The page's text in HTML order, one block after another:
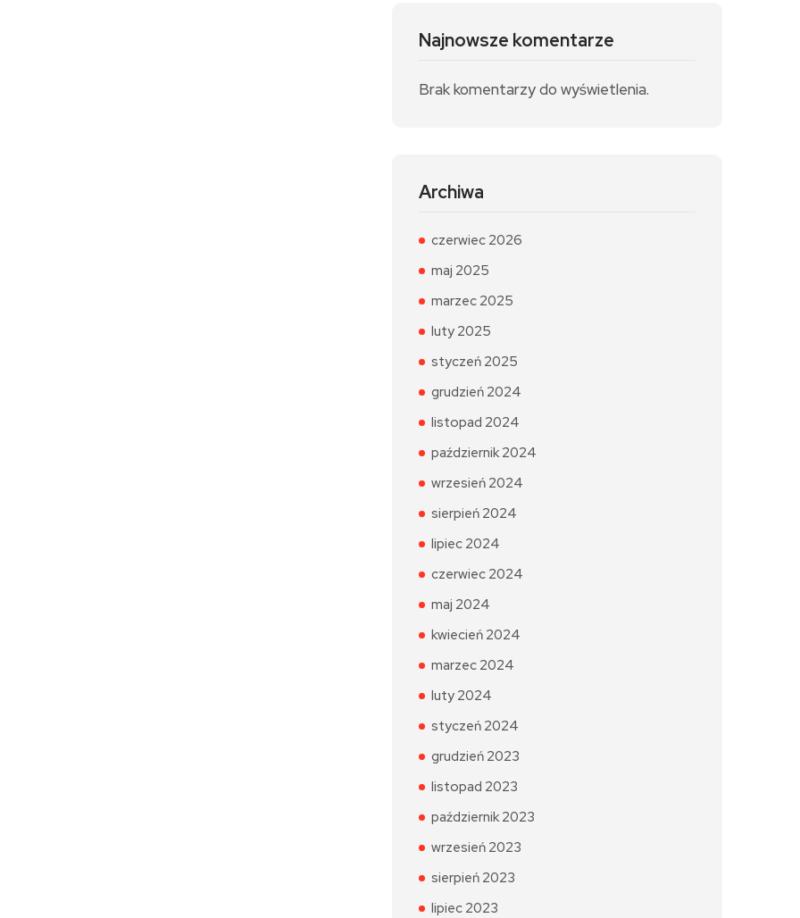
Najnowsze komentarze
Brak komentarzy do wyświetlenia.
Archiwa
czerwiec 2026
maj 2025
marzec 2025
luty 2025
styczeń 2025
grudzień 2024
listopad 2024
październik 2024
wrzesień 2024
sierpień 2024
lipiec 2024
czerwiec 2024
maj 2024
kwiecień 2024
marzec 2024
luty 2024
styczeń 2024
grudzień 2023
listopad 2023
październik 2023
wrzesień 2023
sierpień 2023
lipiec 2023